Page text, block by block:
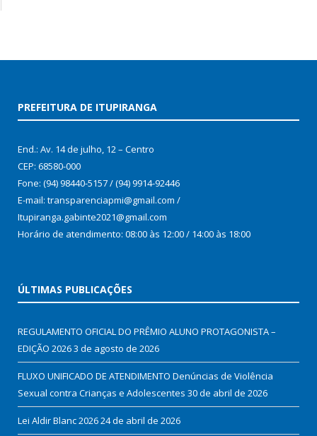
PREFEITURA DE ITUPIRANGA
End.: Av. 14 de julho, 12 – Centro
CEP: 68580-000
Fone: (94) 98440-5157 / (94) 9914-92446
E-mail: transparenciapmi@gmail.com /
Itupiranga.gabinte2021@gmail.com
Horário de atendimento: 08:00 às 12:00 / 14:00 às 18:00
ÚLTIMAS PUBLICAÇÕES
REGULAMENTO OFICIAL DO PRÊMIO ALUNO PROTAGONISTA –
EDIÇÃO 20263 de agosto de 2026
FLUXO UNIFICADO DE ATENDIMENTO Denúncias de Violência
Sexual contra Crianças e Adolescentes 30 de abril de 2026
Lei Aldir Blanc 202624 de abril de 2026